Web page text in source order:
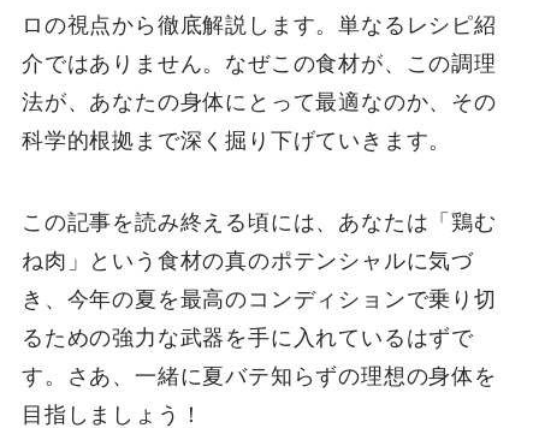
ロの視点から徹底解説します。単なるレシピ紹
介ではありません。なぜこの食材が、この調理
法が、あなたの身体にとって最適なのか、その
科学的根拠まで深く掘り下げていきます。
この記事を読み終える頃には、あなたは「鶏む
ね肉」という食材の真のポテンシャルに気づ
き、今年の夏を最高のコンディションで乗り切
るための強力な武器を手に入れているはずで
す。さあ、一緒に夏バテ知らずの理想の身体を
目指しましょう！